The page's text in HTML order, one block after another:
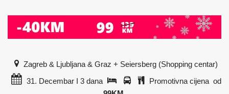
Zagreb & Ljubljana & Graz + Seiersberg (Shopping centar)
31. Decembar I 3 dana
Promotivna cijena od